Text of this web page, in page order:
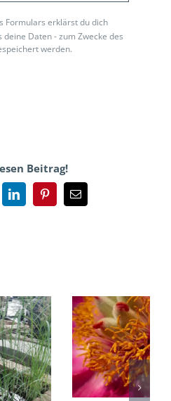
Formulars erklärst du dich
Daten - zum Zwecke des
werden.
Beitrag!
LinkedInPinterest
E-